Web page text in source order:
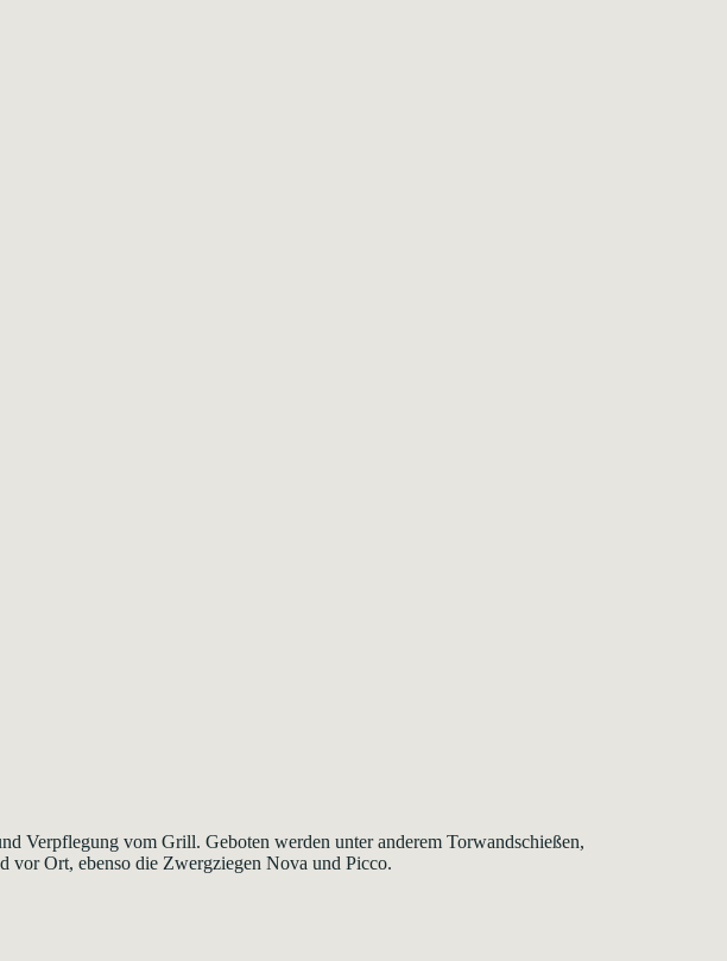
Verpflegung vom Grill. Geboten werden unter anderem Torwandschießen,
Ort, ebenso die Zwergziegen Nova und Picco.